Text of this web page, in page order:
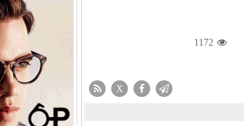
1172
X